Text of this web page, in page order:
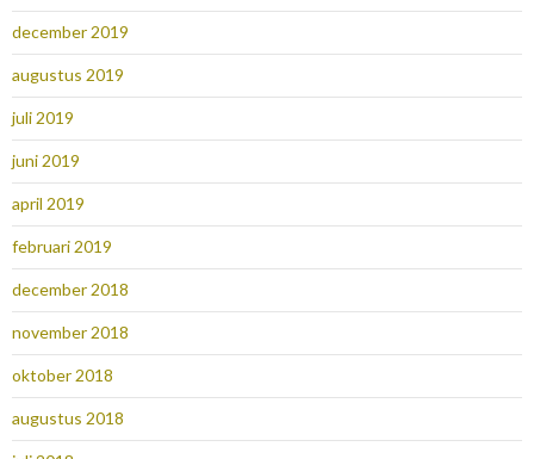
december 2019
augustus 2019
juli 2019
juni 2019
april 2019
februari 2019
december 2018
november 2018
oktober 2018
augustus 2018